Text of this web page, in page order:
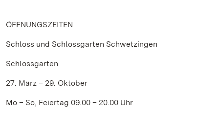
ÖFFNUNGSZEITEN
Schloss und Schlossgarten Schwetzingen
Schlossgarten
27. März – 29. Oktober
Mo – So, Feiertag 09.00 – 20.00 Uhr